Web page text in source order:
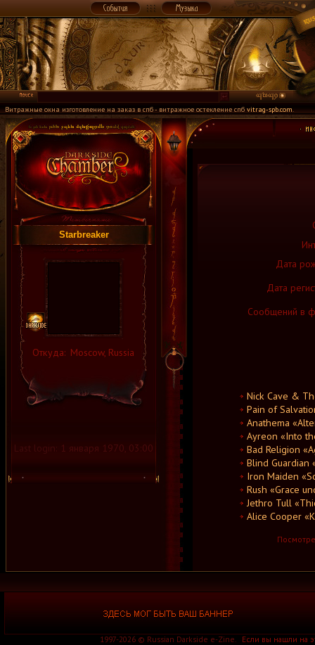
Витражные окна изготовление на заказ в спб - витражное остекление спбvitrag-spb.com.
Starbreaker
Откуда: Moscow, Russia
Last login: 1 января 1970, 03:00
Дата
Дата
Сообщений в
Nick Cave &
Pain of
Anathema
Ayreon «Into
Bad Religion
Blind Guardian
Iron Maiden
Rush «Grace
Jethro Tull
Alice Cooper
1997-2026 © Russian Darkside e-Zine. Если вы нашли на